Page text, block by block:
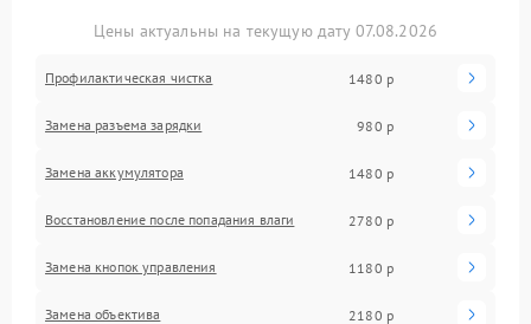
Цены актуальны на текущую дату 07.08.2026
Профилактическая чистка 1480 р
Замена разъема зарядки 980 р
Замена аккумулятора 1480 р
Восстановление после попадания влаги 2780 р
Замена кнопок управления 1180 р
Замена объектива 2180 р